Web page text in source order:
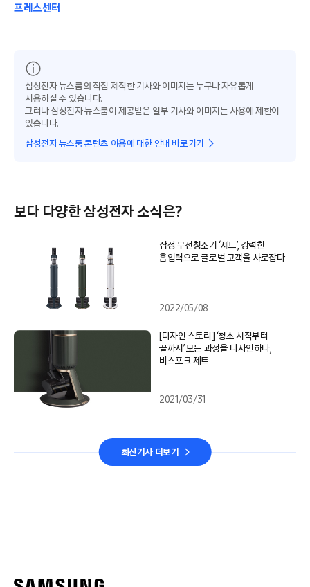
프레스센터
삼성전자 뉴스룸의 직접 제작한 기사와 이미지는 누구나 자유롭게
사용하실 수 있습니다.
그러나 삼성전자 뉴스룸이 제공받은 일부 기사와 이미지는 사용에 제한이
있습니다.
삼성전자 뉴스룸 콘텐츠 이용에 대한 안내 바로가기
보다 다양한 삼성전자 소식은?
삼성 무선청소기 ‘제트’, 강력한
흡입력으로 글로벌 고객을 사로잡다
2022/05/08
[디자인 스토리] ‘청소 시작부터
끝까지’ 모든 과정을 디자인하다,
비스포크 제트
2021/03/31
최신기사 더보기